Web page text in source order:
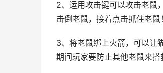
2、运用攻击键可以攻击老鼠
击倒老鼠，接着点击抓住老鼠
3、将老鼠绑上火箭，可以让
期间玩家要防止其他老鼠来搭